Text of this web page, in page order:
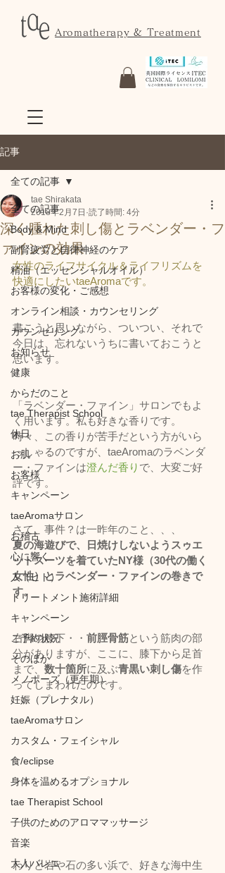
Aromatherapy & Treatment
記事
全ての記事
Body & Mind
副腎疲労と自律神経のケア
精油（エッセンシャルオイル）
お客様の変化・ご感想
オンライン相談・カウンセリング
カウンセリング
お知らせ
健康
からだのこと
tae Therapist School
休日
お肌
お客様
キャンペーン
taeAromaサロン
お稽古
心に響く
人（ヒト）
トリートメント施術詳細
キャンペーン
ご予約状況
そのほか
メノポーズ（更年期）
妊娠（プレナタル）
taeAromaサロン
カスタム・フェイシャル
食/eclipse
身体を温めるオプショナル
tae Therapist School
子供のためのアロママッサージ
音楽
大人バレエ
全ての記事
深く腫れた刺し傷とラベンダー・フ
ァインの効果
tae Shirakata
2018年2月7日 読了時間: 4分
女性のライフサイクル＆ライフリズムを
快適にしたいtaeAromaです。
書こうと思いながら、ついつい、それで
今日は、忘れないうちに書いておこうと
思います。
「ラベンダー・ファイン」サロンでもよ
く用います。私も好きな香りです。
時々、この香りが苦手だという方がいら
っしゃるのですが、taeAromaのラベンダ
ー・ファインは澄んだ香り で、大変ご好
評です。
さて、事件？は一昨年のこと、、、
夏の海遊びで、日焼けしないようスゥエ
ットスーツを着ていたNY様（30代の働く
女性）とラベンダー・ファインの巻きで
す。
右脚の膝下・・ 前脛骨筋という筋肉の部
分がありますが、ここに、膝下から足首
まで、 数十箇所に及ぶ青黒い刺し傷を作
ってしまわれたのです。
わりと岩や石の多い浜で、好きな海中生